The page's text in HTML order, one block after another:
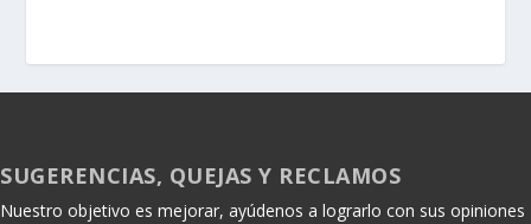
SUGERENCIAS, QUEJAS Y RECLAMOS
Nuestro objetivo es mejorar, ayúdenos a lograrlo con sus opiniones